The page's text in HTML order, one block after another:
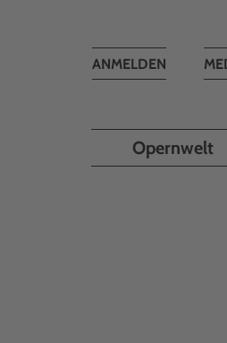
Toggle
ANMELDEN
Opernwelt